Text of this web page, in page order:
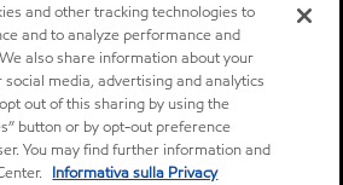
and other tracking technologies to
and to analyze performance and
also share information about your
media, advertising and analytics
out of this sharing by using the
button or by opt-out preference
You may find further information and
Informativa sulla Privacy